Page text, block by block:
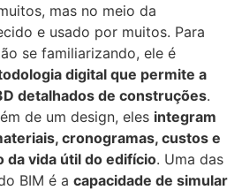
mas no meio da
e usado por muitos. Para
se familiarizando, ele é
digital que permite a
detalhados de construções.
de um design, eles integram
cronogramas, custos e
da vida útil do edifício. Uma das
BIM é a capacidade de simular